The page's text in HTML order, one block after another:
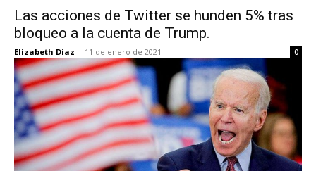
Las acciones de Twitter se hunden 5% tras
bloqueo a la cuenta de Trump.
Elizabeth Diaz - 11 de enero de 2021 0